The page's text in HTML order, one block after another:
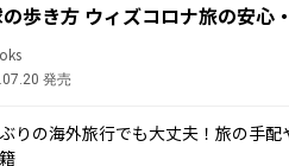
歩き方 ウィズコロナ旅の安心
発売
りの海外旅行でも大丈夫！旅の手